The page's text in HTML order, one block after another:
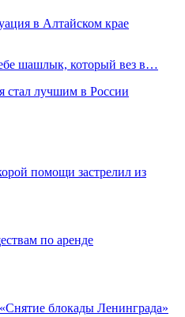
в Алтайском крае
шашлык, который вез в…
стал лучшим в России
помощи застрелил из
по аренде
блокады Ленинграда»